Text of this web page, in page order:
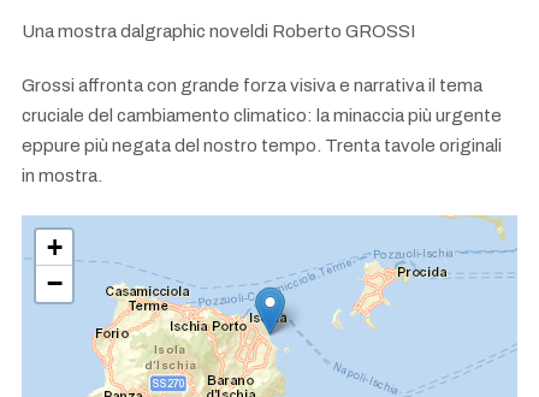
Una mostra dalgraphic noveldi Roberto GROSSI
Grossi affronta con grande forza visiva e narrativa il tema
cruciale del cambiamento climatico: la minaccia più urgente
eppure più negata del nostro tempo. Trenta tavole originali
in mostra.
+
−